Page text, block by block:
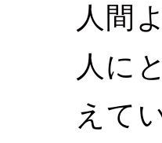
人間
人に
えて